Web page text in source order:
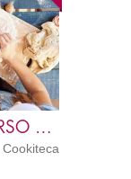
MASTER KIDS SWEET CURSO COMPLETO 4T 2026